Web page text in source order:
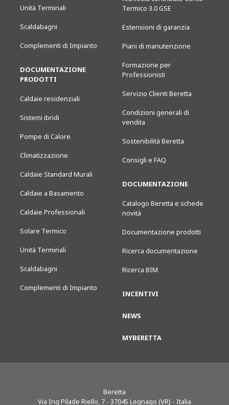
Unità Terminali
Scaldabagni
Complementi di Impianto
DOCUMENTAZIONE
PRODOTTI
Caldaie residenziali
Sistemi ibridi
Pompe di Calore
Climatizzazione
Caldaie Standard Murali
Caldaie a Basamento
Caldaie Professionali
Solare Termico
Unità Terminali
Scaldabagni
Complementi di Impianto
Termico 3.0 GSE
Estensioni di garanzia
Piani di manutenzione
Formazione per
Professionisti
Servizio Clienti Beretta
Condizioni generali di
vendita
Sostenibilità Beretta
Consigli e FAQ
DOCUMENTAZIONE
Catalogo Beretta e schede
novità
Documentazione prodotti
Ricerca documentazione
Ricerca BIM
INCENTIVI
NEWS
MYBERETTA
Beretta
Via Ing Pilade Riello, 7 - 37045 Legnago (VR) - Italia